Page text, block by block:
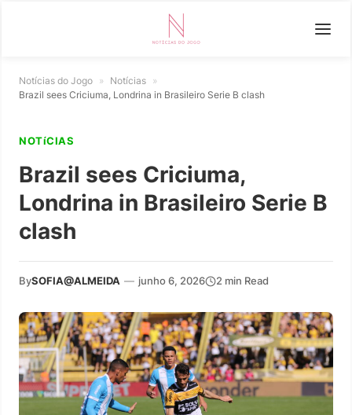
Notícias do Jogo » Notícias »
Brazil sees Criciuma, Londrina in Brasileiro Serie B clash
NOTíCIAS
Brazil sees Criciuma,
Londrina in Brasileiro Serie B
clash
BySOFIA@ALMEIDA — junho 6, 2026 2 min Read